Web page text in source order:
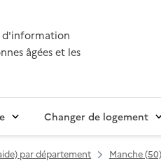
d'information
âgées et les
Changer de logement
par département Manche (50)